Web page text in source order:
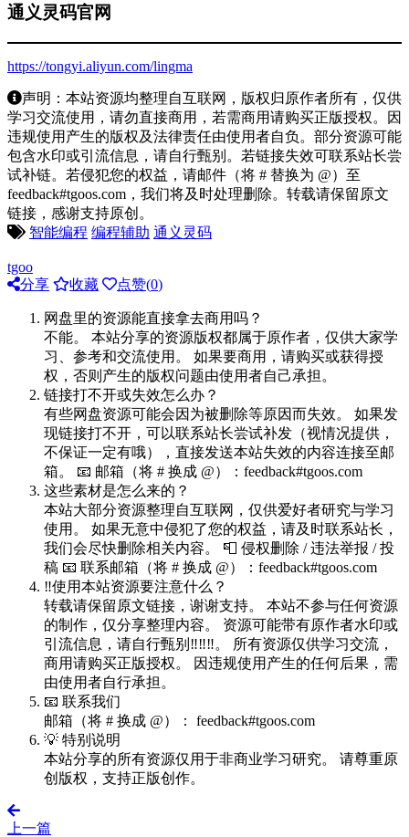
通义灵码官网
https://tongyi.aliyun.com/lingma
声明：本站资源均整理自互联网，版权归原作者所有，仅供
学习交流使用，请勿直接商用，若需商用请购买正版授权。因
违规使用产生的版权及法律责任由使用者自负。部分资源可能
包含水印或引流信息，请自行甄别。若链接失效可联系站长尝
试补链。若侵犯您的权益，请邮件（将 # 替换为 @）至
feedback#tgoos.com，我们将及时处理删除。转载请保留原文
链接，感谢支持原创。
智能编程 编程辅助 通义灵码
tgoo
分享
收藏 点赞(0)
网盘里的资源能直接拿去商用吗？
不能。 本站分享的资源版权都属于原作者，仅供大家学
习、参考和交流使用。 如果要商用，请购买或获得授
权，否则产生的版权问题由使用者自己承担。
链接打不开或失效怎么办？
有些网盘资源可能会因为被删除等原因而失效。 如果发
现链接打不开，可以联系站长尝试补发（视情况提供，
不保证一定有哦），直接发送本站失效的内容连接至邮
箱。 📧 邮箱（将 # 换成 @）：feedback#tgoos.com
这些素材是怎么来的？
本站大部分资源整理自互联网，仅供爱好者研究与学习
使用。 如果无意中侵犯了您的权益，请及时联系站长，
我们会尽快删除相关内容。 📮 侵权删除 / 违法举报 / 投
稿 📧 联系邮箱（将 # 换成 @）：feedback#tgoos.com
‼️使用本站资源要注意什么？
转载请保留原文链接，谢谢支持。 本站不参与任何资源
的制作，仅分享整理内容。 资源可能带有原作者水印或
引流信息，请自行甄别‼️‼️‼️。 所有资源仅供学习交流，
商用请购买正版授权。 因违规使用产生的任何后果，需
由使用者自行承担。
📧 联系我们
邮箱（将 # 换成 @）： feedback#tgoos.com
💡 特别说明
本站分享的所有资源仅用于非商业学习研究。 请尊重原
创版权，支持正版创作。
上一篇